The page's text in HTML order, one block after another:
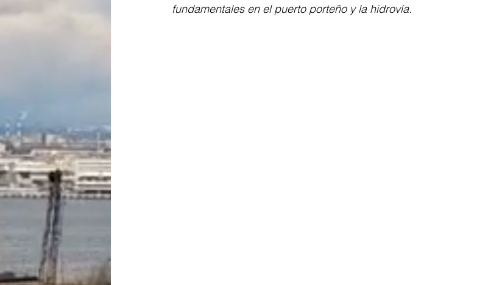
fundamentales en el puerto porteño y la hidrovía.